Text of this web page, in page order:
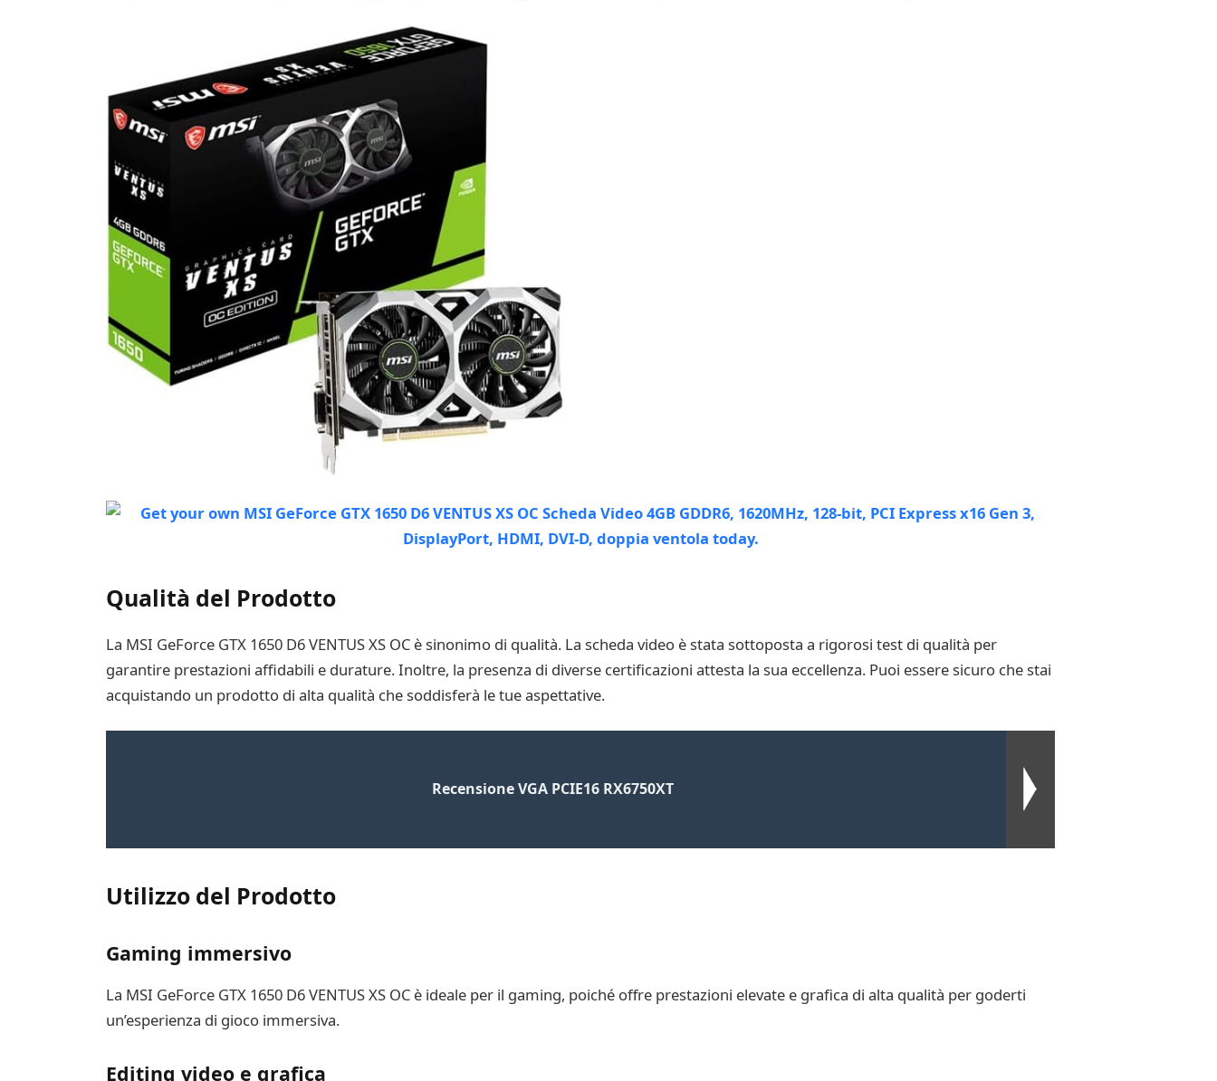
Qualità del Prodotto
La MSI GeForce GTX 1650 D6 VENTUS XS OC è sinonimo di qualità. La scheda video è stata sottoposta a rigorosi test di qualità per
garantire prestazioni affidabili e durature. Inoltre, la presenza di diverse certificazioni attesta la sua eccellenza. Puoi essere sicuro che stai
acquistando un prodotto di alta qualità che soddisferà le tue aspettative.
Recensione VGA PCIE16 RX6750XT
Utilizzo del Prodotto
Gaming immersivo
La MSI GeForce GTX 1650 D6 VENTUS XS OC è ideale per il gaming, poiché offre prestazioni elevate e grafica di alta qualità per goderti
un’esperienza di gioco immersiva.
Editing video e grafica